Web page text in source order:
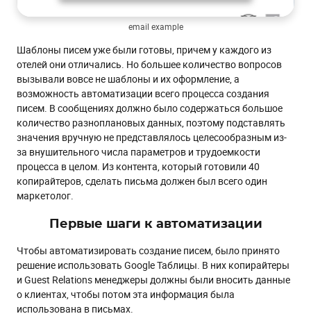
email example
Шаблоны писем уже были готовы, причем у каждого из
отелей они отличались. Но большее количество вопросов
вызывали вовсе не шаблоны и их оформление, а
возможность автоматизации всего процесса создания
писем. В сообщениях должно было содержаться большое
количество разноплановых данных, поэтому подставлять
значения вручную не представлялось целесообразным из-
за внушительного числа параметров и трудоемкости
процесса в целом. Из контента, который готовили 40
копирайтеров, сделать письма должен был всего один
маркетолог.
Первые шаги к автоматизации
Чтобы автоматизировать создание писем, было принято
решение использовать Google Таблицы. В них копирайтеры
и Guest Relations менеджеры должны были вносить данные
о клиентах, чтобы потом эта информация была
использована в письмах.